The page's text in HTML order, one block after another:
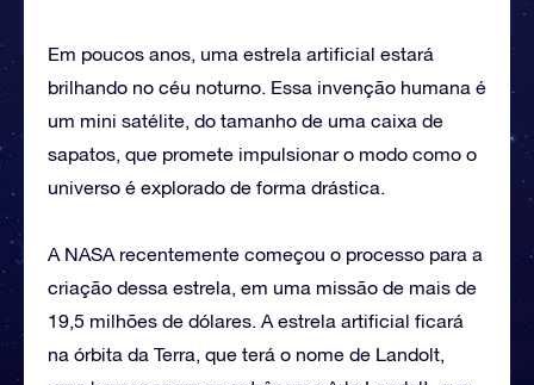
Em poucos anos, uma estrela artificial estará
brilhando no céu noturno. Essa invenção humana é
um mini satélite, do tamanho de uma caixa de
sapatos, que promete impulsionar o modo como o
universo é explorado de forma drástica.
A NASA recentemente começou o processo para a
criação dessa estrela, em uma missão de mais de
19,5 milhões de dólares. A estrela artificial ficará
na órbita da Terra, que terá o nome de Landolt,